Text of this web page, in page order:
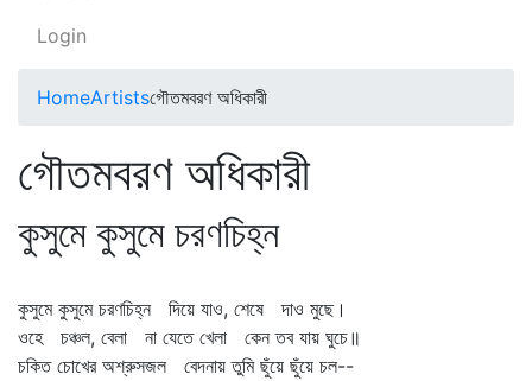
Login
HomeArtistsগৌতমবরণ অধিকারী
গৌতমবরণ অধিকারী
কুসুমে কুসুমে চরণচিহ্ন
কুসুমে কুসুমে চরণচিহ্ন দিয়ে যাও, শেষে দাও মুছে।
ওহে চঞ্চল, বেলা না যেতে খেলা কেন তব যায় ঘুচে॥
চকিত চোখের অশ্রুসজল বেদনায় তুমি ছুঁয়ে ছুঁয়ে চল--